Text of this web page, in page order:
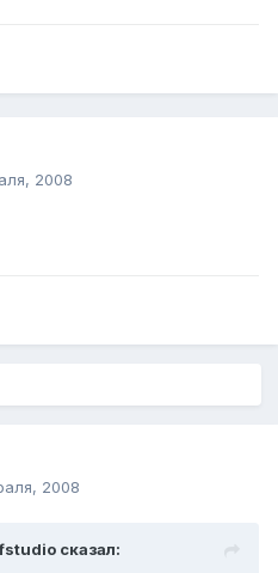
2008
2008
сказал: